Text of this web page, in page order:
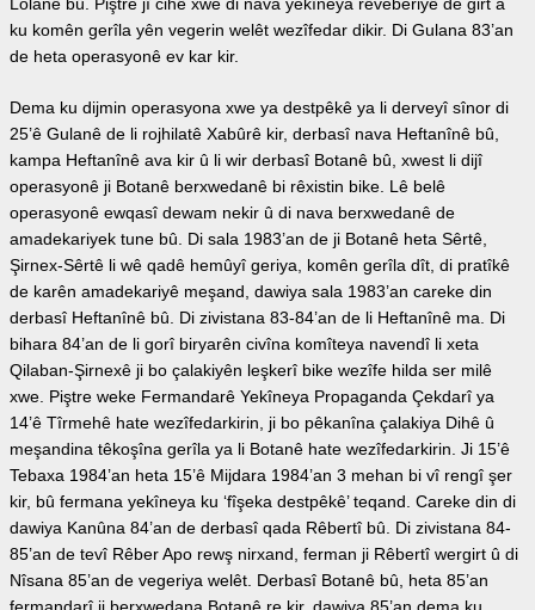
ku komên gerîla yên vegerin welêt wezîfedar dikir. Di Gulana 83’an
de heta operasyonê ev kar kir.
Dema ku dijmin operasyona xwe ya destpêkê ya li derveyî sînor di
25’ê Gulanê de li rojhilatê Xabûrê kir, derbasî nava Heftanînê bû,
kampa Heftanînê ava kir û li wir derbasî Botanê bû, xwest li dijî
operasyonê ji Botanê berxwedanê bi rêxistin bike. Lê belê
operasyonê ewqasî dewam nekir û di nava berxwedanê de
amadekariyek tune bû. Di sala 1983’an de ji Botanê heta Sêrtê,
Şirnex-Sêrtê li wê qadê hemûyî geriya, komên gerîla dît, di pratîkê
de karên amadekariyê meşand, dawiya sala 1983’an careke din
derbasî Heftanînê bû. Di zivistana 83-84’an de li Heftanînê ma. Di
bihara 84’an de li gorî biryarên civîna komîteya navendî li xeta
Qilaban-Şirnexê ji bo çalakiyên leşkerî bike wezîfe hilda ser milê
xwe. Piştre weke Fermandarê Yekîneya Propaganda Çekdarî ya
14’ê Tîrmehê hate wezîfedarkirin, ji bo pêkanîna çalakiya Dihê û
meşandina têkoşîna gerîla ya li Botanê hate wezîfedarkirin. Ji 15’ê
Tebaxa 1984’an heta 15’ê Mijdara 1984’an 3 mehan bi vî rengî şer
kir, bû fermana yekîneya ku ‘fîşeka destpêkê’ teqand. Careke din di
dawiya Kanûna 84’an de derbasî qada Rêbertî bû. Di zivistana 84-
85’an de tevî Rêber Apo rewş nirxand, ferman ji Rêbertî wergirt û di
Nîsana 85’an de vegeriya welêt. Derbasî Botanê bû, heta 85’an